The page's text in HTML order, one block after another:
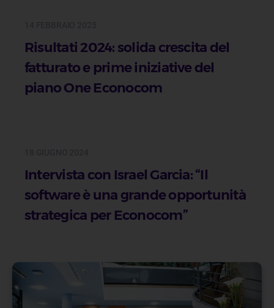
Risultati 2024: solida crescita del
fatturato e prime iniziative del
piano One Econocom
Intervista con Israel Garcia: “Il
software è una grande opportunità
strategica per Econocom”